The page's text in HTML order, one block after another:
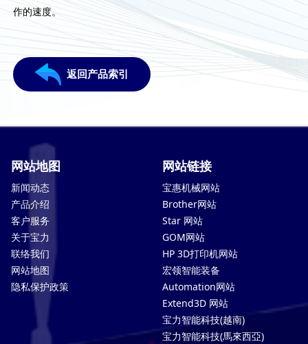
作的速度。
返回产品索引
网站地图
新闻动态
产品介绍
客户服务
关于宝力
联络我们
网站地图
隐私保护政策
网站链接
宝惠机械网站
Brother网站
Star 网站
GOM网站
HP 3D打印机网站
宏领智能装备
Automation网站
Extend3D 网站
宝力智能科技(越南)
宝力智能科技(馬來西亞)